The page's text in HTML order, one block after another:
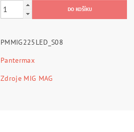
PMMIG225LED_S08
Pantermax
Zdroje MIG MAG